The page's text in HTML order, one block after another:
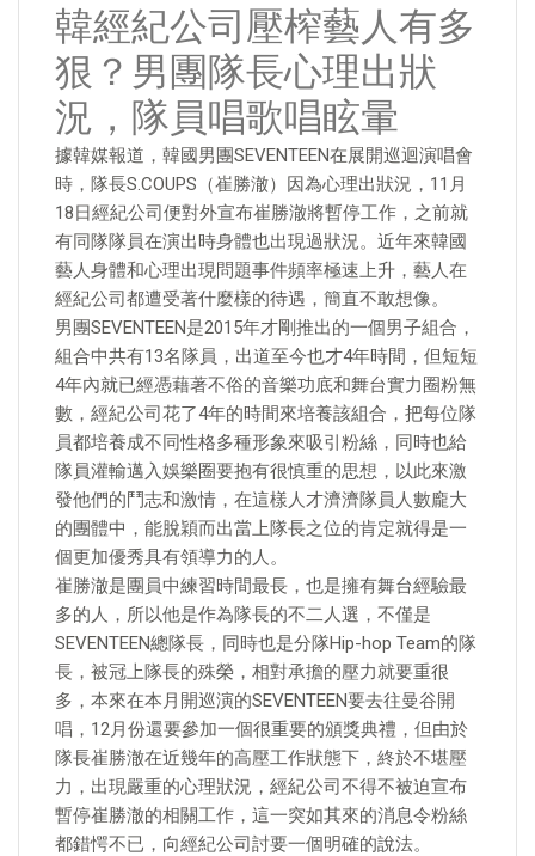
韓經紀公司壓榨藝人有多
狠？男團隊長心理出狀
況，隊員唱歌唱眩暈
據韓媒報道，韓國男團SEVENTEEN在展開巡迴演唱會
時，隊長S.COUPS（崔勝澈）因為心理出狀況，11月
18日經紀公司便對外宣布崔勝澈將暫停工作，之前就
有同隊隊員在演出時身體也出現過狀況。近年來韓國
藝人身體和心理出現問題事件頻率極速上升，藝人在
經紀公司都遭受著什麼樣的待遇，簡直不敢想像。
男團SEVENTEEN是2015年才剛推出的一個男子組合，
組合中共有13名隊員，出道至今也才4年時間，但短短
4年內就已經憑藉著不俗的音樂功底和舞台實力圈粉無
數，經紀公司花了4年的時間來培養該組合，把每位隊
員都培養成不同性格多種形象來吸引粉絲，同時也給
隊員灌輸邁入娛樂圈要抱有很慎重的思想，以此來激
發他們的鬥志和激情，在這樣人才濟濟隊員人數龐大
的團體中，能脫穎而出當上隊長之位的肯定就得是一
個更加優秀具有領導力的人。
崔勝澈是團員中練習時間最長，也是擁有舞台經驗最
多的人，所以他是作為隊長的不二人選，不僅是
SEVENTEEN總隊長，同時也是分隊Hip-hop Team的隊
長，被冠上隊長的殊榮，相對承擔的壓力就要重很
多，本來在本月開巡演的SEVENTEEN要去往曼谷開
唱，12月份還要參加一個很重要的頒獎典禮，但由於
隊長崔勝澈在近幾年的高壓工作狀態下，終於不堪壓
力，出現嚴重的心理狀況，經紀公司不得不被迫宣布
暫停崔勝澈的相關工作，這一突如其來的消息令粉絲
都錯愕不已，向經紀公司討要一個明確的說法。